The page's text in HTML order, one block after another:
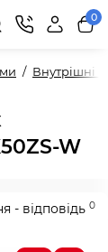
0
Внутрішні
W
- відповідь 0